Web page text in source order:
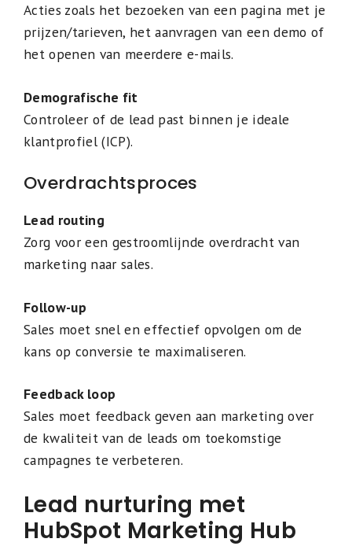
Acties zoals het bezoeken van een pagina met je
prijzen/tarieven, het aanvragen van een demo of
het openen van meerdere e-mails.
Demografische fit
Controleer of de lead past binnen je ideale
klantprofiel (ICP).
Overdrachtsproces
Lead routing
Zorg voor een gestroomlijnde overdracht van
marketing naar sales.
Follow-up
Sales moet snel en effectief opvolgen om de
kans op conversie te maximaliseren.
Feedback loop
Sales moet feedback geven aan marketing over
de kwaliteit van de leads om toekomstige
campagnes te verbeteren.
Lead nurturing met
HubSpot Marketing Hub